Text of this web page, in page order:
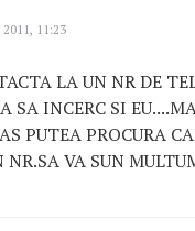
11:23
LA UN NR DE
SA INCERC SI
PUTEA PROCURA
VA SUN